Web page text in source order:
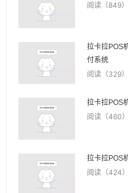
阅读（849）
拉卡拉POS
付系统
阅读（329）
拉卡拉POS
阅读（460）
拉卡拉POS
阅读（424）